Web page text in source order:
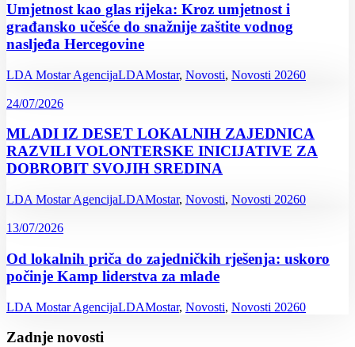
Umjetnost kao glas rijeka: Kroz umjetnost i
građansko učešće do snažnije zaštite vodnog
nasljeđa Hercegovine
LDA Mostar AgencijaLDAMostar, Novosti, Novosti 20260
24/07/2026
MLADI IZ DESET LOKALNIH ZAJEDNICA
RAZVILI VOLONTERSKE INICIJATIVE ZA
DOBROBIT SVOJIH SREDINA
LDA Mostar AgencijaLDAMostar, Novosti, Novosti 20260
13/07/2026
Od lokalnih priča do zajedničkih rješenja: uskoro
počinje Kamp liderstva za mlade
LDA Mostar AgencijaLDAMostar, Novosti, Novosti 20260
Zadnje novosti